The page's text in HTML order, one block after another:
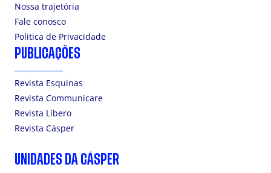
Nossa trajetória
Fale conosco
Politica de Privacidade
PUBLICAÇÕES
Revista Esquinas
Revista Communicare
Revista Líbero
Revista Cásper
UNIDADES DA CÁSPER